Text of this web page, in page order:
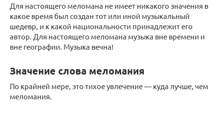
Для настоящего меломана не имеет никакого значения в
какое время был создан тот или иной музыкальный
шедевр, и к какой национальности принадлежит его
автор. Для настоящего меломана музыка вне времени и
вне географии. Музыка вечна!
Значение слова меломания
По крайней мере, это тихое увлечение — куда лучше, чем
меломания.